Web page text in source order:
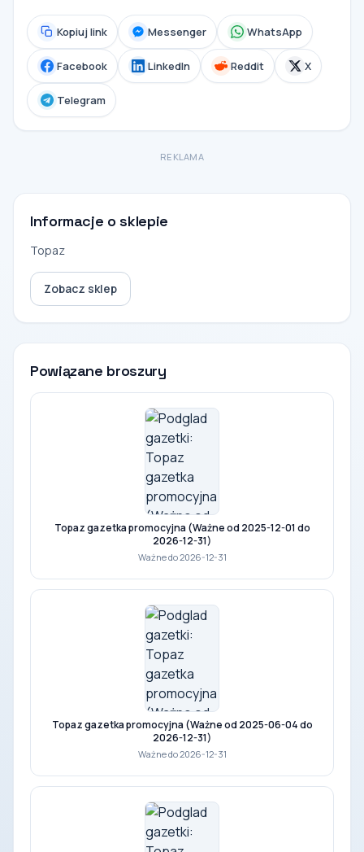
Kopiuj link Messenger WhatsApp
Facebook LinkedIn Reddit X
Telegram
REKLAMA
Informacje o sklepie
Topaz
Zobacz sklep
Powiązane broszury
Topaz gazetka promocyjna (Ważne od 2025-12-01 do
2026-12-31)
Ważne do 2026-12-31
Topaz gazetka promocyjna (Ważne od 2025-06-04 do
2026-12-31)
Ważne do 2026-12-31